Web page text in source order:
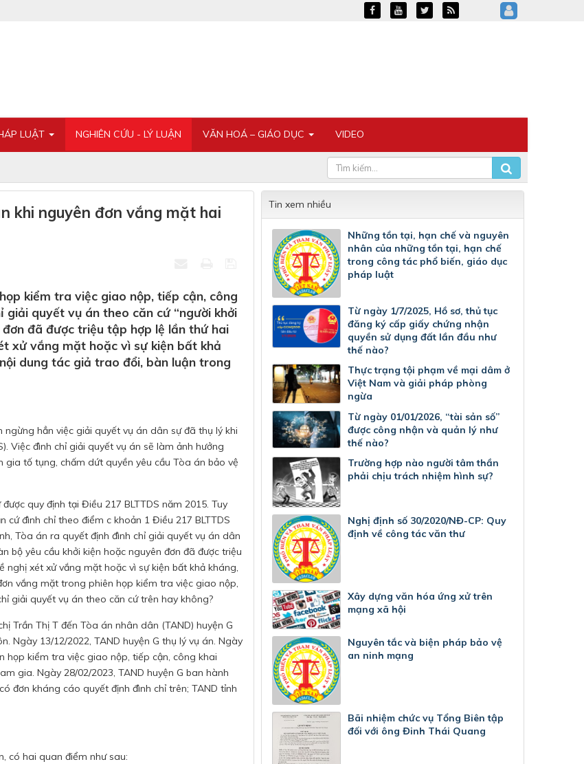
LUẬT NGHIÊN CỨU - LÝ LUẬN VĂN HOÁ – GIÁO DỤC VIDEO
khi nguyên đơn vắng mặt hai
kiểm tra việc giao nộp, tiếp cận, công
quyết vụ án theo căn cứ “người khởi
đã được triệu tập hợp lệ lần thứ hai
xử vắng mặt hoặc vì sự kiện bất khả
dung tác giả trao đổi, bàn luận trong
hẳn việc giải quyết vụ án dân sự đã thụ lý khi
Việc đình chỉ giải quyết vụ án sẽ làm ảnh hưởng
tố tụng, chấm dứt quyền yêu cầu Tòa án bảo vệ
quy định tại Điều 217 BLTTDS năm 2015. Tuy
đình chỉ theo điểm c khoản 1 Điều 217 BLTTDS
Tòa án ra quyết định đình chỉ giải quyết vụ án dân
bộ yêu cầu khởi kiện hoặc nguyên đơn đã được triệu
xét xử vắng mặt hoặc vì sự kiện bất khả kháng,
vắng mặt trong phiên họp kiểm tra việc giao nộp,
giải quyết vụ án theo căn cứ trên hay không?
Trần Thị T đến Tòa án nhân dân (TAND) huyện G
Ngày 13/12/2022, TAND huyện G thụ lý vụ án. Ngày
họp kiểm tra việc giao nộp, tiếp cận, công khai
gia. Ngày 28/02/2023, TAND huyện G ban hành
đơn kháng cáo quyết định đình chỉ trên; TAND tỉnh
có hai quan điểm như sau:
Tin xem nhiều
Những tồn tại, hạn chế và nguyên
nhân của những tồn tại, hạn chế
trong công tác phổ biến, giáo dục
pháp luật
Từ ngày 1/7/2025, Hồ sơ, thủ tục
đăng ký cấp giấy chứng nhận
quyền sử dụng đất lần đầu như
thế nào?
Thực trạng tội phạm về mại dâm ở
Việt Nam và giải pháp phòng
ngừa
Từ ngày 01/01/2026, “tài sản số”
được công nhận và quản lý như
thế nào?
Trường hợp nào người tâm thần
phải chịu trách nhiệm hình sự?
Nghị định số 30/2020/NĐ-CP: Quy
định về công tác văn thư
Xây dựng văn hóa ứng xử trên
mạng xã hội
Nguyên tắc và biện pháp bảo vệ
an ninh mạng
Bãi nhiệm chức vụ Tổng Biên tập
đối với ông Đinh Thái Quang